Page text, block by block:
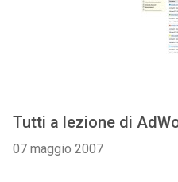
Tutti a lezione di
07 maggio 2007